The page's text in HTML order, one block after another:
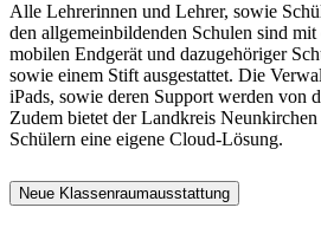
Alle Lehrerinnen und Lehrer, sowie
den allgemeinbildenden Schulen sind
mobilen Endgerät und dazugehöriger
sowie einem Stift ausgestattet. Die
iPads, sowie deren Support werden von
Zudem bietet der Landkreis
Schülern eine eigene Cloud-Lösung.
Neue Klassenraumausstattung